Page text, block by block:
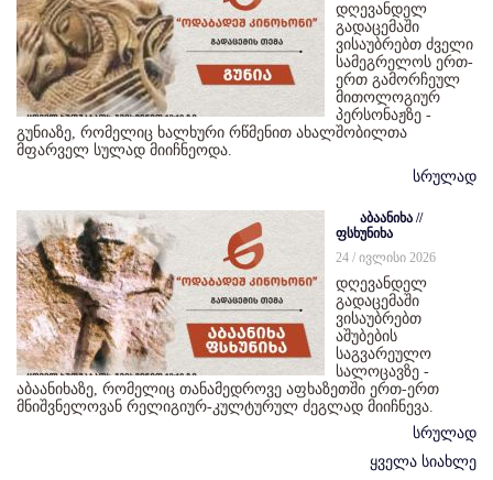
დღევანდელ
გადაცემაში
ვისაუბრებთ ძველი
სამეგრელოს ერთ-
ერთ გამორჩეულ
მითოლოგიურ
პერსონაჟზე -
გუნიაზე, რომელიც ხალხური რწმენით ახალშობილთა
მფარველ სულად მიიჩნეოდა.
სრულად
აბაანიხა //
ფსხუნიხა
24 / ივლისი 2026
დღევანდელ
გადაცემაში
ვისაუბრებთ
აშუბების
საგვარეულო
სალოცავზე -
აბაანიხაზე, რომელიც თანამედროვე აფხაზეთში ერთ-ერთ
მნიშვნელოვან რელიგიურ-კულტურულ ძეგლად მიიჩნევა.
სრულად
ყველა სიახლე